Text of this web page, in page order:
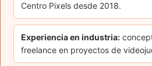
Centro Pixels desde 2018.
Experiencia en industria:
freelance en proyectos de